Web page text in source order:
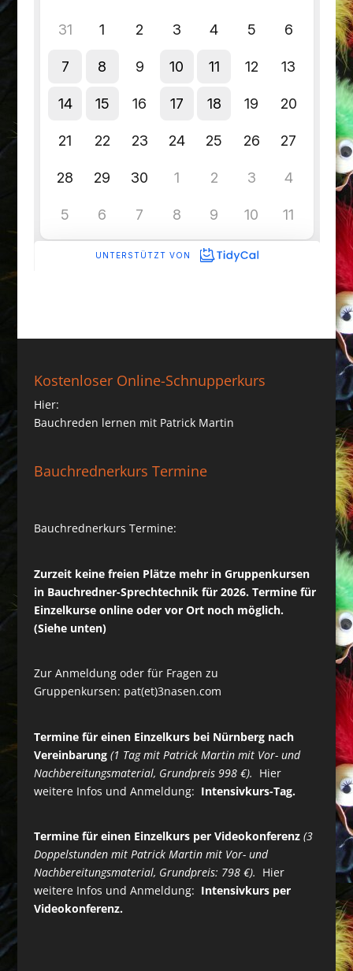
Kostenloser Online-Schnupperkurs
Hier:
Bauchreden lernen mit Patrick Martin
Bauchrednerkurs Termine
Bauchrednerkurs Termine:
Zurzeit keine freien Plätze mehr in Gruppenkursen
in Bauchredner-Sprechtechnik für 2026. Termine für
Einzelkurse online oder vor Ort noch möglich.
(Siehe unten)
Zur Anmeldung oder für Fragen zu
Gruppenkursen: pat(et)3nasen.com
Termine für einen Einzelkurs bei Nürnberg nach
Vereinbarung (1 Tag mit Patrick Martin mit Vor- und
Nachbereitungsmaterial, Grundpreis 998 €). Hier
weitere Infos und Anmeldung: Intensivkurs-Tag.
Termine für einen Einzelkurs per Videokonferenz (3
Doppelstunden mit Patrick Martin mit Vor- und
Nachbereitungsmaterial, Grundpreis: 798 €). Hier
weitere Infos und Anmeldung: Intensivkurs per
Videokonferenz.